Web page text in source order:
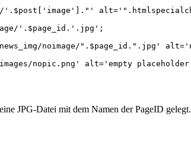
JPG-Datei mit dem Namen der PageID gelegt.